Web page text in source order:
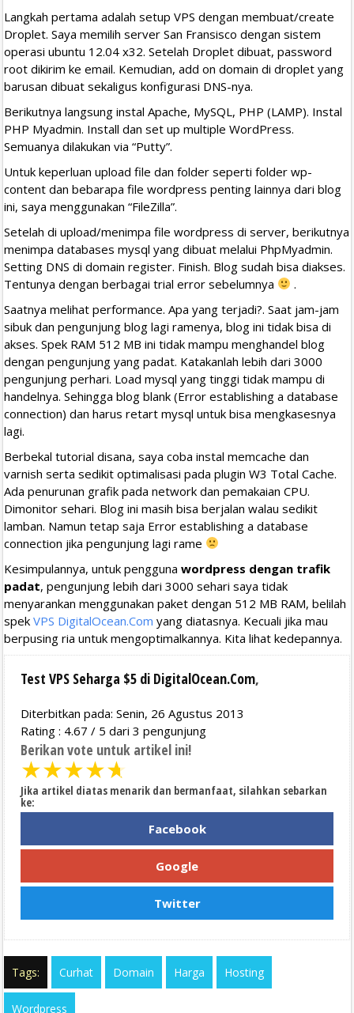
Langkah pertama adalah setup VPS dengan membuat/create
Droplet. Saya memilih server San Fransisco dengan sistem
operasi ubuntu 12.04 x32. Setelah Droplet dibuat, password
root dikirim ke email. Kemudian, add on domain di droplet yang
barusan dibuat sekaligus konfigurasi DNS-nya.
Berikutnya langsung instal Apache, MySQL, PHP (LAMP). Instal
PHP Myadmin. Install dan set up multiple WordPress.
Semuanya dilakukan via “Putty”.
Untuk keperluan upload file dan folder seperti folder wp-
content dan bebarapa file wordpress penting lainnya dari blog
ini, saya menggunakan “FileZilla”.
Setelah di upload/menimpa file wordpress di server, berikutnya
menimpa databases mysql yang dibuat melalui PhpMyadmin.
Setting DNS di domain register. Finish. Blog sudah bisa diakses.
Tentunya dengan berbagai trial error sebelumnya
.
Saatnya melihat performance. Apa yang terjadi?. Saat jam-jam
sibuk dan pengunjung blog lagi ramenya, blog ini tidak bisa di
akses. Spek RAM 512 MB ini tidak mampu menghandel blog
dengan pengunjung yang padat. Katakanlah lebih dari 3000
pengunjung perhari. Load mysql yang tinggi tidak mampu di
handelnya. Sehingga blog blank (Error establishing a database
connection) dan harus retart mysql untuk bisa mengkasesnya
lagi.
Berbekal tutorial disana, saya coba instal memcache dan
varnish serta sedikit optimalisasi pada plugin W3 Total Cache.
Ada penurunan grafik pada network dan pemakaian CPU.
Dimonitor sehari. Blog ini masih bisa berjalan walau sedikit
lamban. Namun tetap saja Error establishing a database
connection jika pengunjung lagi rame
Kesimpulannya, untuk pengguna wordpress dengan trafik
padat, pengunjung lebih dari 3000 sehari saya tidak
menyarankan menggunakan paket dengan 512 MB RAM, belilah
spek VPS DigitalOcean.Com yang diatasnya. Kecuali jika mau
berpusing ria untuk mengoptimalkannya. Kita lihat kedepannya.
Test VPS Seharga $5 di DigitalOcean.Com,
Diterbitkan pada: Senin, 26 Agustus 2013
Rating : 4.67 / 5 dari 3 pengunjung
Berikan vote untuk artikel ini!
★★★★★
Jika artikel diatas menarik dan bermanfaat, silahkan sebarkan
ke:
Facebook
Google
Twitter
Tags: Curhat Domain Harga Hosting
Wordpress